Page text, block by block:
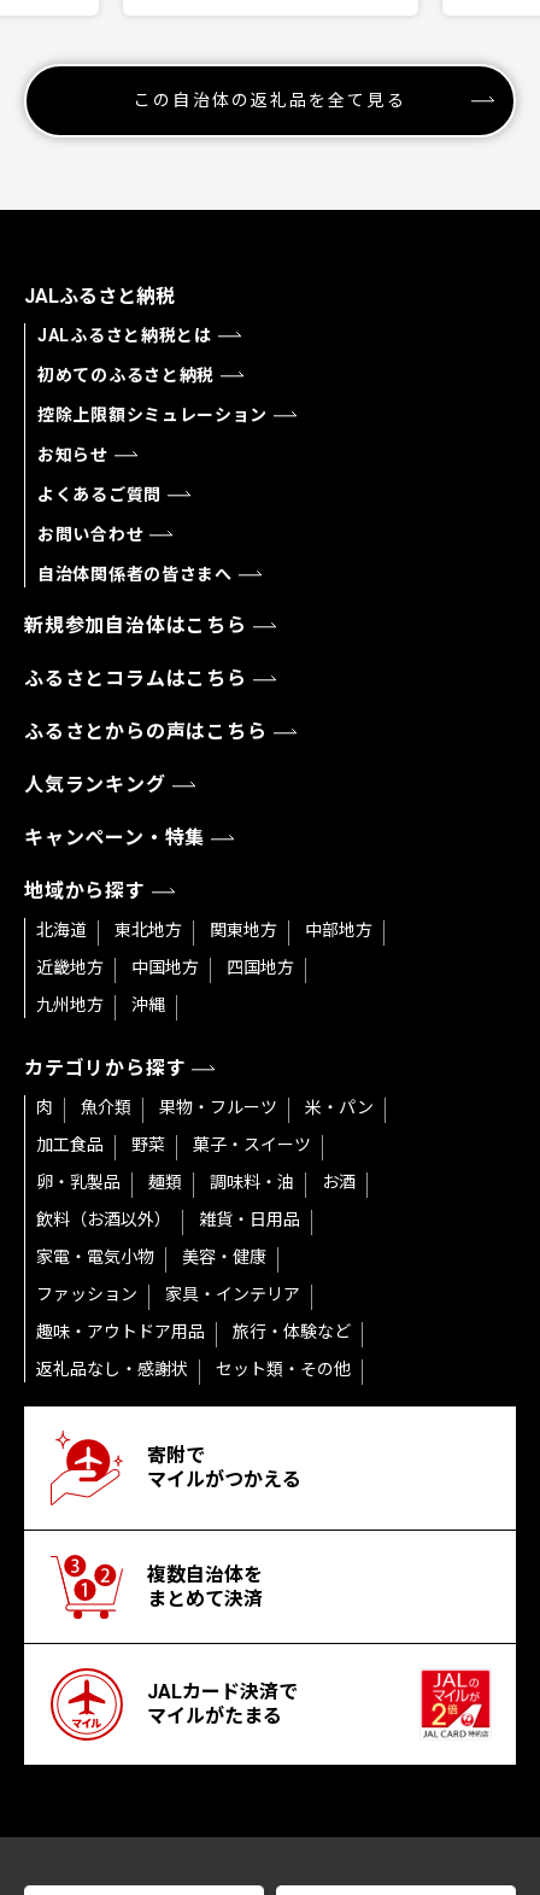
この自治体の返礼品を全て見る
JALふるさと納税
JALふるさと納税とは
初めてのふるさと納税
控除上限額シミュレーション
お知らせ
よくあるご質問
お問い合わせ
自治体関係者の皆さまへ
新規参加自治体はこちら
ふるさとコラムはこちら
ふるさとからの声はこちら
人気ランキング
キャンペーン・特集
地域から探す
北海道 東北地方 関東地方
中部地方
近畿地方
中国地方
四国地方
九州地方
沖縄
カテゴリから探す
肉 魚介類 果物・フルーツ
米・パン
加工食品
野菜
菓子・スイーツ
卵・乳製品
麺類 調味料・油
お酒
飲料（お酒以外）
雑貨・日用品
家電・電気小物
美容・健康
ファッション
家具・インテリア
趣味・アウトドア用品
旅行・体験など
返礼品なし・感謝状
セット類・その他
寄附で
マイルがつかえる
複数自治体を
まとめて決済
JALカード決済で
マイルがたまる